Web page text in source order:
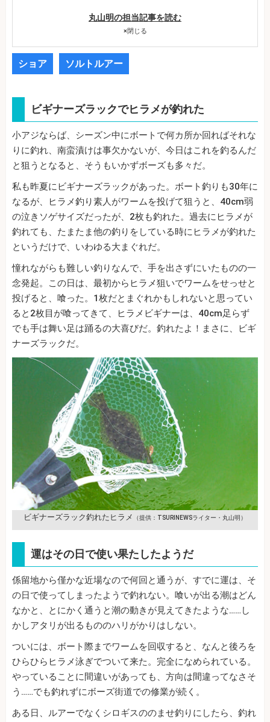
丸山明の担当記事を読む
×閉じる
ショア ソルトルアー
ビギナーズラックでヒラメが釣れた
小アジならば、シーズン中にボートで何カ所か回ればそれな
りに釣れ、南蛮漬けは事欠かないが、今日はこれを釣るんだ
と狙うとなると、そうもいかずボーズも多々だ。
私も昨夏にビギナーズラックがあった。ボート釣りも30年に
なるが、ヒラメ釣り素人がワームを投げて狙うと、40cm弱
の泣きソゲサイズだったが、2枚も釣れた。過去にヒラメが
釣れても、たまたま他の釣りをしている時にヒラメが釣れた
というだけで、いわゆる大まぐれだ。
憧れながらも難しい釣りなんで、手を出さずにいたものの一
念発起。この日は、最初からヒラメ狙いでワームをせっせと
投げると、喰った。1枚だとまぐれかもしれないと思ってい
ると2枚目が喰ってきて、ヒラメビギナーは、40cm足らず
でも手は舞い足は踊るの大喜びだ。釣れたよ！まさに、ビギ
ナーズラックだ。
ビギナーズラック釣れたヒラメ （提供：TSURINEWSライター・丸山明）
運はその日で使い果たしたようだ
係留地から僅かな近場なので何回と通うが、すでに運は、そ
の日で使ってしまったようで釣れない。喰いが出る潮はどん
なかと、とにかく通うと潮の動きが見えてきたような……し
かしアタリが出るもののハリがかりはしない。
ついには、ボート際までワームを回収すると、なんと後ろを
ひらひらヒラメ泳ぎでついて来た。完全になめられている。
やっていることに間違いがあっても、方向は間違ってなさそ
う……でも釣れずにボーズ街道での修業が続く。
ある日、ルアーでなくシロギスののませ釣りにしたら、釣れ